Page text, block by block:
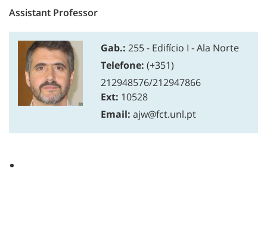
Assistant Professor
Gab.: 255 - Edifício I - Ala Norte
Telefone: (+351)
212948576/212947866
Ext: 10528
Email: ajw@fct.unl.pt